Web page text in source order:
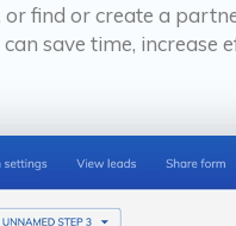
find or create a
save time, increase